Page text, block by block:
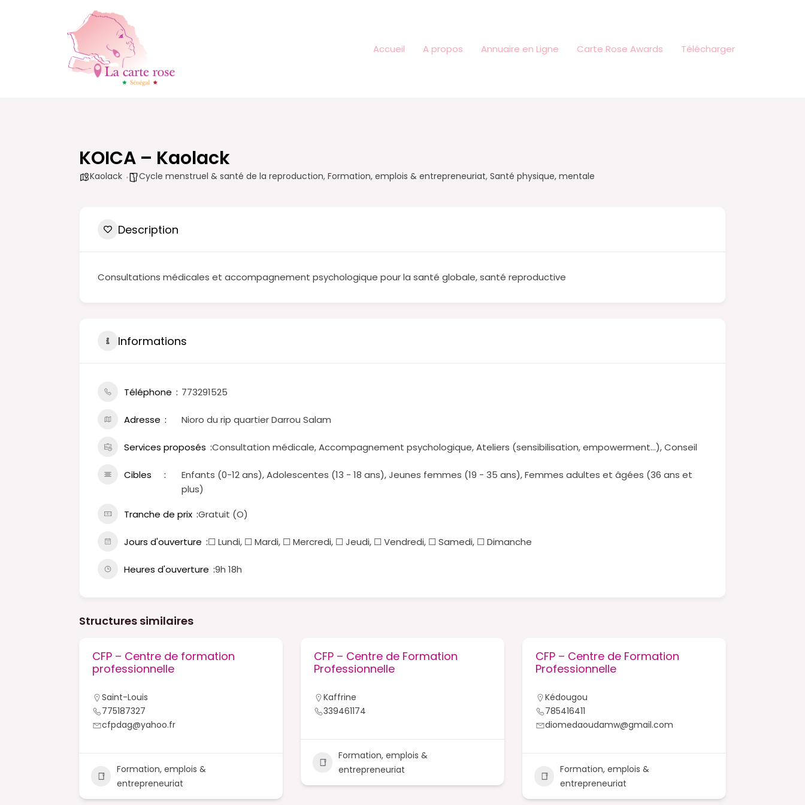
Accueil
A propos Annuaire en Ligne Carte Rose Awards Télécharger
KOICA – Kaolack
Kaolack Cycle menstruel & santé de la reproduction, Formation, emplois & entrepreneuriat, Santé physique, mentale
Description
Consultations médicales et accompagnement psychologique pour la santé globale, santé reproductive
Informations
Téléphone 773291525
Adresse Nioro du rip quartier Darrou Salam
Services proposés Consultation médicale, Accompagnement psychologique, Ateliers (sensibilisation, empowerment…), Conseil
Cibles
Enfants (0-12 ans), Adolescentes (13 - 18 ans), Jeunes femmes (19 - 35 ans), Femmes adultes et âgées (36 ans et
plus)
Tranche de prix Gratuit (O)
Jours d'ouverture ☐ Lundi, ☐ Mardi, ☐ Mercredi, ☐ Jeudi, ☐ Vendredi, ☐ Samedi, ☐ Dimanche
Heures d'ouverture 9h 18h
Structures similaires
CFP – Centre de formation
professionnelle
Saint-Louis
775187327
cfpdag@yahoo.fr
Formation, emplois &
entrepreneuriat
CFP – Centre de Formation
Professionnelle
Kaffrine
339461174
Formation, emplois &
entrepreneuriat
CFP – Centre de Formation
Professionnelle
Kédougou
785416411
diomedaoudamw@gmail.com
Formation, emplois &
entrepreneuriat